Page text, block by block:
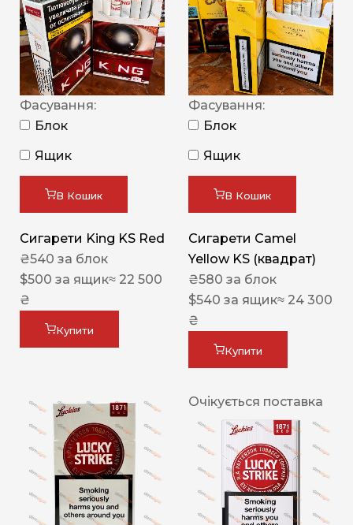
Фасування:
Блок
Ящик
В Кошик
Сигарети King KS Red
₴540 за блок
$500 за ящик≈ 22 500
₴
Купити
Фасування:
Блок
Ящик
В Кошик
Сигарети Camel
Yellow KS (квадрат)
₴580 за блок
$540 за ящик≈ 24 300
₴
Купити
Очікується поставка